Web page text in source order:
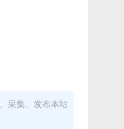
采集、发布本站